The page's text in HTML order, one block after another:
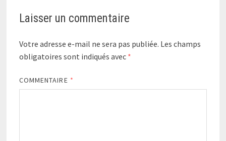
Laisser un commentaire
Votre adresse e-mail ne sera pas publiée. Les champs
obligatoires sont indiqués avec *
COMMENTAIRE *